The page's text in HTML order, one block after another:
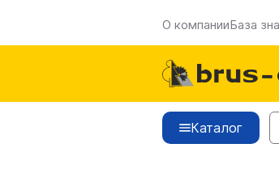
О компанииБаза
Каталог